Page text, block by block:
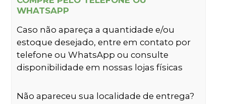
WHATSAPP
Caso não apareça a quantidade e/ou
estoque desejado, entre em contato por
telefone ou WhatsApp ou consulte
disponibilidade em nossas lojas físicas
Não apareceu sua localidade de entrega?